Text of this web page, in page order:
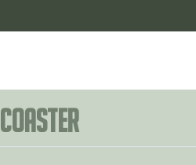
Coaster